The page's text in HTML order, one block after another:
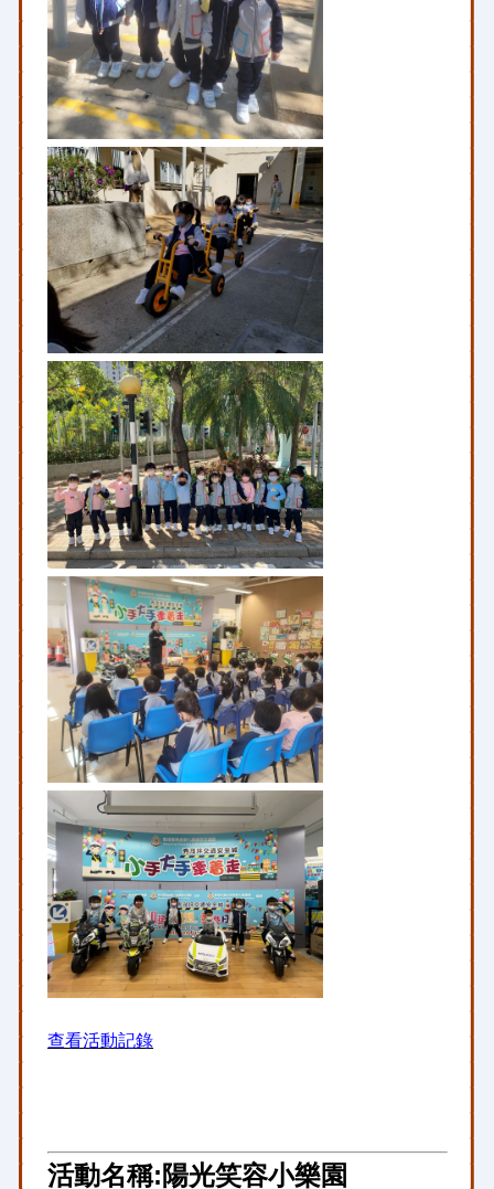
查看活動記錄
活動名稱:陽光笑容小樂園